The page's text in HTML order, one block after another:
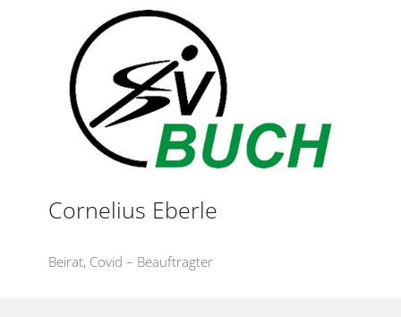
Cornelius Eberle
Beirat, Covid – Beauftragter